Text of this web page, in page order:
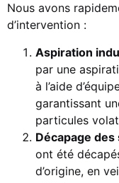
Nous avons
d’intervention :
Aspiration
par une
à l’aide
garantissant
particules
Décapage des
ont été
d’origine, en